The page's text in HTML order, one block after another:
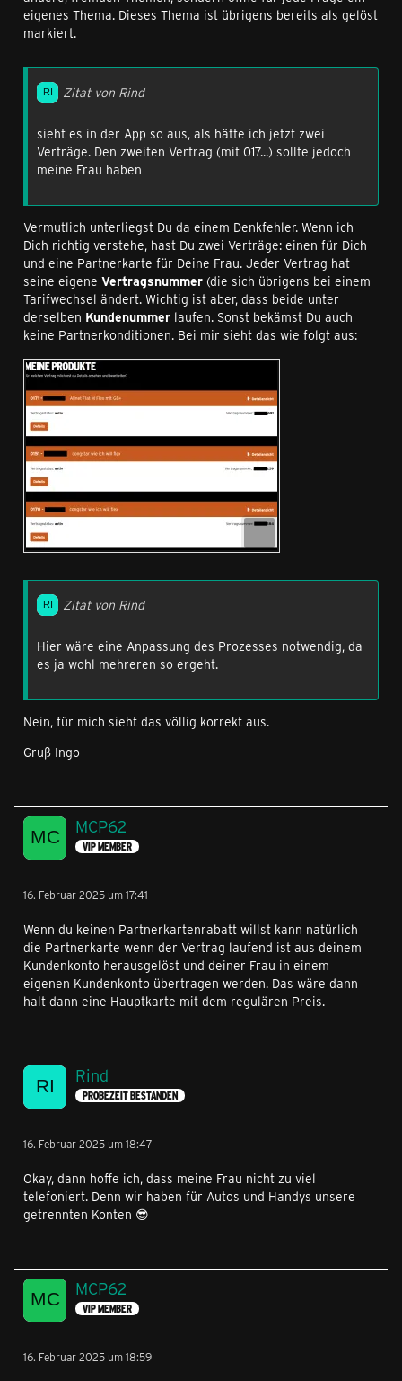
eigenes Thema. Dieses Thema ist übrigens bereits als gelöst
markiert.
Zitat von Rind
sieht es in der App so aus, als hätte ich jetzt zwei
Verträge. Den zweiten Vertrag (mit 017...) sollte jedoch
meine Frau haben
Vermutlich unterliegst Du da einem Denkfehler. Wenn ich
Dich richtig verstehe, hast Du zwei Verträge: einen für Dich
und eine Partnerkarte für Deine Frau. Jeder Vertrag hat
seine eigene Vertragsnummer (die sich übrigens bei einem
Tarifwechsel ändert. Wichtig ist aber, dass beide unter
derselben Kundenummer laufen. Sonst bekämst Du auch
keine Partnerkonditionen. Bei mir sieht das wie folgt aus:
Zitat von Rind
Hier wäre eine Anpassung des Prozesses notwendig, da
es ja wohl mehreren so ergeht.
Nein, für mich sieht das völlig korrekt aus.
Gruß Ingo
MCP62
VIP MEMBER
16. Februar 2025 um 17:41
Wenn du keinen Partnerkartenrabatt willst kann natürlich
die Partnerkarte wenn der Vertrag laufend ist aus deinem
Kundenkonto herausgelöst und deiner Frau in einem
eigenen Kundenkonto übertragen werden. Das wäre dann
halt dann eine Hauptkarte mit dem regulären Preis.
Rind
PROBEZEIT BESTANDEN
16. Februar 2025 um 18:47
Okay, dann hoffe ich, dass meine Frau nicht zu viel
telefoniert. Denn wir haben für Autos und Handys unsere
getrennten Konten 😎
MCP62
VIP MEMBER
16. Februar 2025 um 18:59